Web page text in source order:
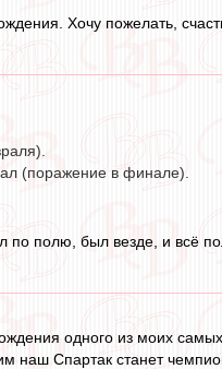
Хочу пожелать,
(поражение в финале).
полю, был везде, и всё
одного из моих
наш Спартак станет